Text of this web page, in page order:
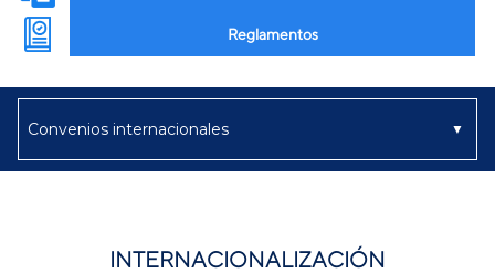
Reglamentos
INTERNACIONALIZACIÓN